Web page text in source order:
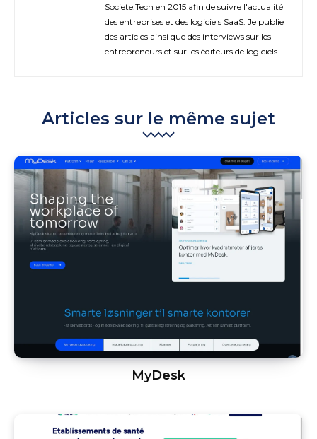
Societe.Tech en 2015 afin de suivre l'actualité
des entreprises et des logiciels SaaS. Je publie
des articles ainsi que des interviews sur les
entrepreneurs et sur les éditeurs de logiciels.
Articles sur le même sujet
MyDesk